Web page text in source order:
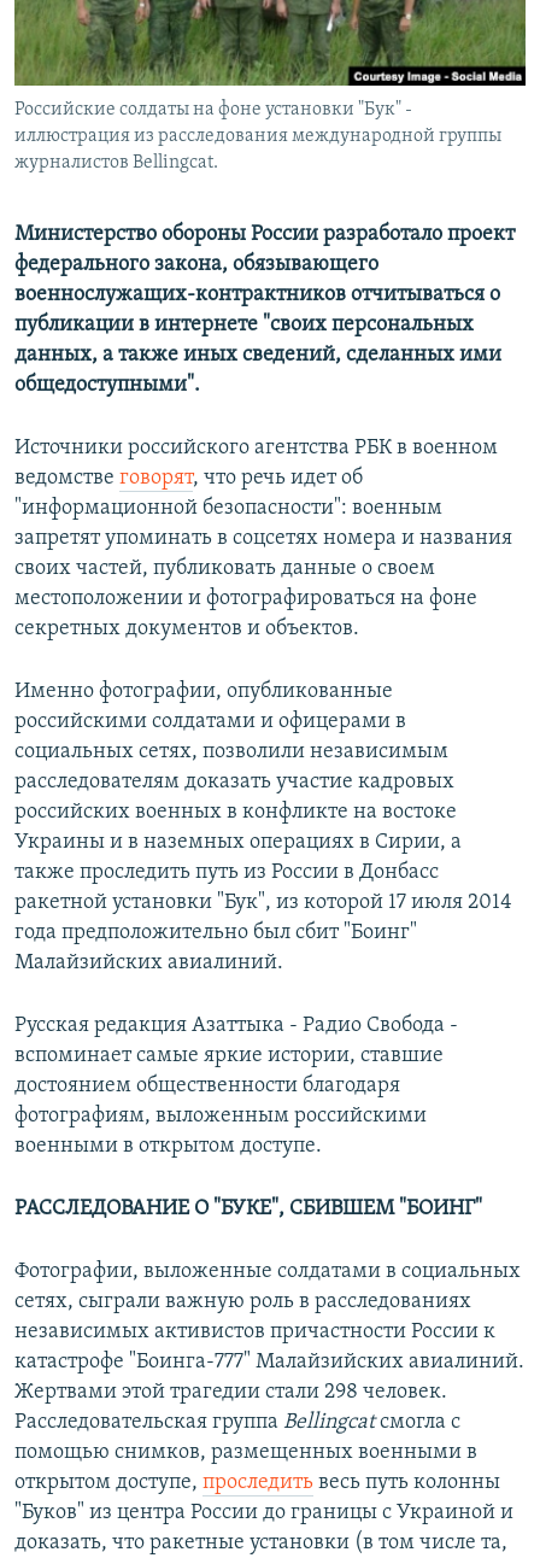
Российские солдаты на фоне установки "Бук" -
иллюстрация из расследования международной группы
журналистов Bellingcat.
Министерство обороны России разработало проект
федерального закона, обязывающего
военнослужащих-контрактников отчитываться о
публикации в интернете "своих персональных
данных, а также иных сведений, сделанных ими
общедоступными".
Источники российского агентства РБК в военном
ведомстве говорят, что речь идет об
"информационной безопасности": военным
запретят упоминать в соцсетях номера и названия
своих частей, публиковать данные о своем
местоположении и фотографироваться на фоне
секретных документов и объектов.
Именно фотографии, опубликованные
российскими солдатами и офицерами в
социальных сетях, позволили независимым
расследователям доказать участие кадровых
российских военных в конфликте на востоке
Украины и в наземных операциях в Сирии, а
также проследить путь из России в Донбасс
ракетной установки "Бук", из которой 17 июля 2014
года предположительно был сбит "Боинг"
Малайзийских авиалиний.
Русская редакция Азаттыка - Радио Свобода -
вспоминает самые яркие истории, ставшие
достоянием общественности благодаря
фотографиям, выложенным российскими
военными в открытом доступе.
РАССЛЕДОВАНИЕ О "БУКЕ", СБИВШЕМ "БОИНГ"
Фотографии, выложенные солдатами в социальных
сетях, сыграли важную роль в расследованиях
независимых активистов причастности России к
катастрофе "Боинга-777" Малайзийских авиалиний.
Жертвами этой трагедии стали 298 человек.
Расследовательская группа Bellingcatсмогла с
помощью снимков, размещенных военными в
открытом доступе, проследить весь путь колонны
"Буков" из центра России до границы с Украиной и
доказать, что ракетные установки (в том числе та,